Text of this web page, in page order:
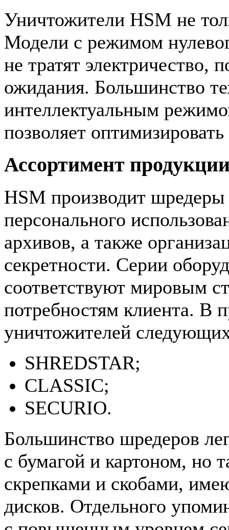
Уничтожители HSM не
Модели с режимом
не тратят электричество,
ожидания. Большинство
интеллектуальным
позволяет
Ассортимент
HSM производит
персонального
архивов, а также
секретности. Серии
соответствуют мировым
потребностям клиента. В
уничтожителей
SHREDSTAR;
CLASSIC;
SECURIO.
Большинство шредеров
с бумагой и картоном, но
скрепками и скобами,
дисков. Отдельного